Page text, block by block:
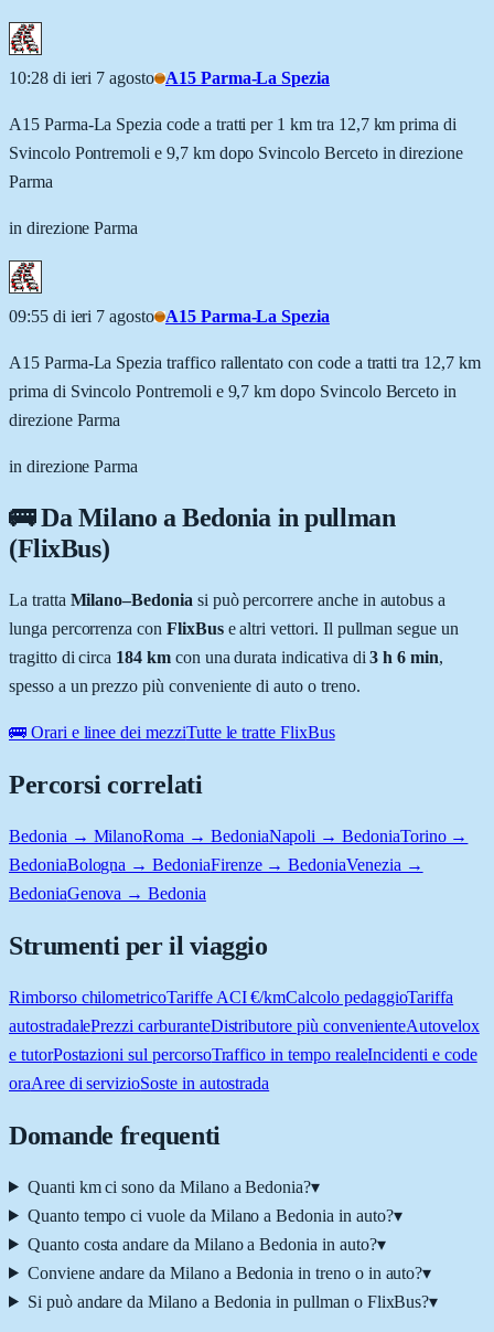
10:28 di ieri 7 agosto A15 Parma-La Spezia
A15 Parma-La Spezia code a tratti per 1 km tra 12,7 km prima di
Svincolo Pontremoli e 9,7 km dopo Svincolo Berceto in direzione
Parma
in direzione Parma
09:55 di ieri 7 agosto A15 Parma-La Spezia
A15 Parma-La Spezia traffico rallentato con code a tratti tra 12,7 km
prima di Svincolo Pontremoli e 9,7 km dopo Svincolo Berceto in
direzione Parma
in direzione Parma
🚌 DaMilano aBedoniain pullman
(FlixBus)
La tratta Milano–Bedonia si può percorrere anche in autobus a
lunga percorrenza con FlixBuse altri vettori. Il pullman segue un
tragitto di circa 184 kmcon una durata indicativa di 3 h 6 min,
spesso a un prezzo più conveniente di auto o treno.
🚌 Orari e linee dei mezziTutte le tratte FlixBus
Percorsi correlati
Bedonia → MilanoRoma → BedoniaNapoli → BedoniaTorino →
BedoniaBologna → BedoniaFirenze → BedoniaVenezia →
BedoniaGenova → Bedonia
Strumenti per il viaggio
Rimborso chilometricoTariffe ACI €/kmCalcolo pedaggioTariffa
autostradalePrezzi carburanteDistributore più convenienteAutovelox
e tutorPostazioni sul percorsoTraffico in tempo realeIncidenti e code
oraAree di servizioSoste in autostrada
Domande frequenti
Quanti km ci sono da Milano a Bedonia?▾
Quanto tempo ci vuole da Milano a Bedonia in auto?▾
Quanto costa andare da Milano a Bedonia in auto?▾
Conviene andare da Milano a Bedonia in treno o in auto?▾
Si può andare da Milano a Bedonia in pullman o FlixBus?▾